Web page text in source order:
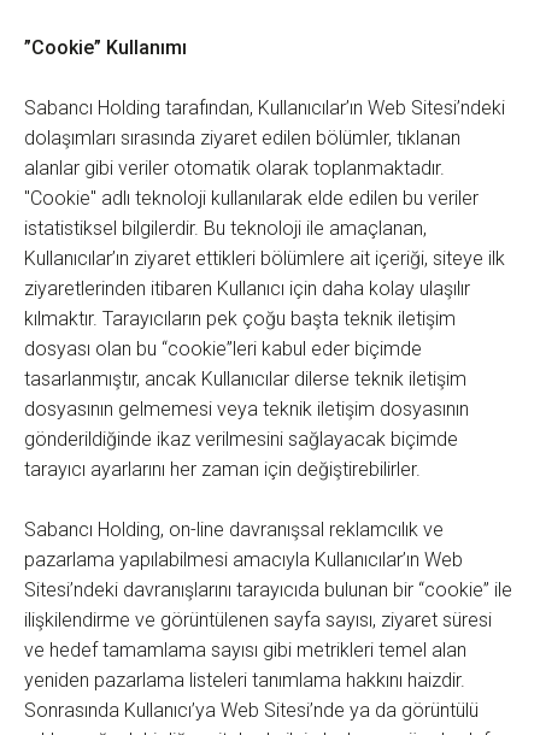
”Cookie” Kullanımı
Sabancı Holding tarafından, Kullanıcılar’ın Web Sitesi’ndeki
dolaşımları sırasında ziyaret edilen bölümler, tıklanan
alanlar gibi veriler otomatik olarak toplanmaktadır.
"Cookie" adlı teknoloji kullanılarak elde edilen bu veriler
istatistiksel bilgilerdir. Bu teknoloji ile amaçlanan,
Kullanıcılar’ın ziyaret ettikleri bölümlere ait içeriği, siteye ilk
ziyaretlerinden itibaren Kullanıcı için daha kolay ulaşılır
kılmaktır. Tarayıcıların pek çoğu başta teknik iletişim
dosyası olan bu “cookie”leri kabul eder biçimde
tasarlanmıştır, ancak Kullanıcılar dilerse teknik iletişim
dosyasının gelmemesi veya teknik iletişim dosyasının
gönderildiğinde ikaz verilmesini sağlayacak biçimde
tarayıcı ayarlarını her zaman için değiştirebilirler.
Sabancı Holding, on-line davranışsal reklamcılık ve
pazarlama yapılabilmesi amacıyla Kullanıcılar’ın Web
Sitesi’ndeki davranışlarını tarayıcıda bulunan bir “cookie” ile
ilişkilendirme ve görüntülenen sayfa sayısı, ziyaret süresi
ve hedef tamamlama sayısı gibi metrikleri temel alan
yeniden pazarlama listeleri tanımlama hakkını haizdir.
Sonrasında Kullanıcı’ya Web Sitesi’nde ya da görüntülü